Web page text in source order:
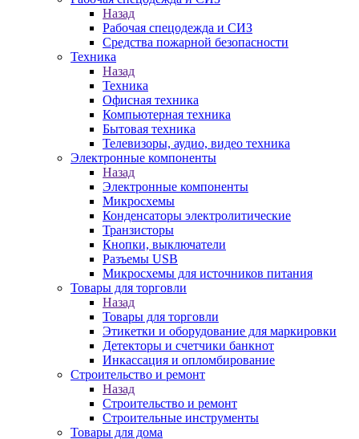
Назад
Рабочая спецодежда и СИЗ
Средства пожарной безопасности
Техника
Назад
Техника
Офисная техника
Компьютерная техника
Бытовая техника
Телевизоры, аудио, видео техника
Электронные компоненты
Назад
Электронные компоненты
Микросхемы
Конденсаторы электролитические
Транзисторы
Кнопки, выключатели
Разъемы USB
Микросхемы для источников питания
Товары для торговли
Назад
Товары для торговли
Этикетки и оборудование для маркировки
Детекторы и счетчики банкнот
Инкассация и опломбирование
Строительство и ремонт
Назад
Строительство и ремонт
Строительные инструменты
Товары для дома